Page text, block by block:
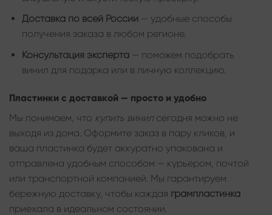
Доставка по всей России— удобные способы
получения заказа в любом регионе.
Консультация эксперта— поможем подобрать
винил для подарка или в личную коллекцию.
Пластинки с доставкой — просто и удобно
Мы понимаем, что купить винилсегодня можно не
выходя из дома. Оформите заказ в пару кликов, и
ваша пластинка будет аккуратно упакована и
отправлена удобным способом — курьером, почтой
или транспортной компанией. Мы гарантируем
бережную доставку, чтобы каждая грампластинка
приехала в идеальном состоянии.